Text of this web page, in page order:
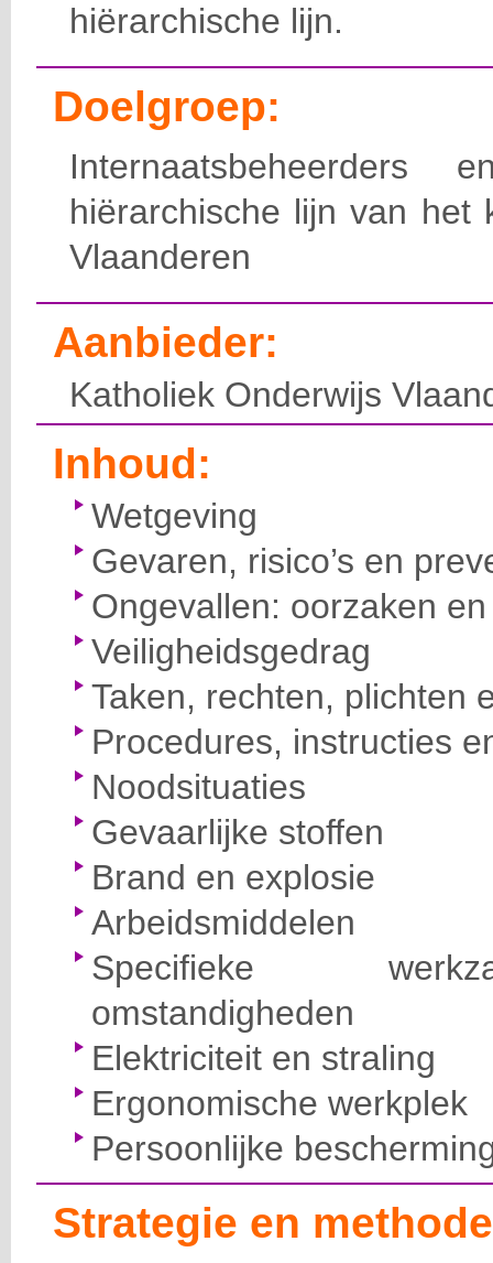
hiërarchische lijn.
Doelgroep:
hiërarchische lijn van het
Vlaanderen
Aanbieder:
Katholiek Onderwijs
Inhoud:
Wetgeving
Gevaren, risico’s en
Ongevallen: oorzaken
Veiligheidsgedrag
Taken, rechten, plichten
Procedures, instructies
Noodsituaties
Gevaarlijke stoffen
Brand en explosie
Arbeidsmiddelen
Specifieke
omstandigheden
Elektriciteit en straling
Ergonomische werkplek
Persoonlijke
Strategie en